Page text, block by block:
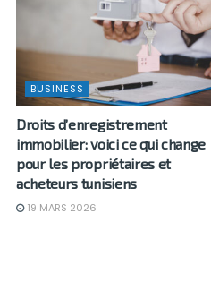
BUSINESS
Droits d’enregistrement
immobilier: voici ce qui change
pour les propriétaires et
acheteurs tunisiens
19 MARS 2026